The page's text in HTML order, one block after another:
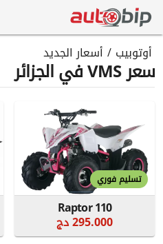
أوتوبيب / أسعار الجديد
سعر VMS في الجزائر
تسليم فوري
Raptor 110
295.000 دج